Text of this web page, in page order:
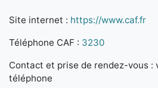
Site internet : https://www.caf.fr
Téléphone CAF : 3230
Contact et prise de rendez-vous :
téléphone